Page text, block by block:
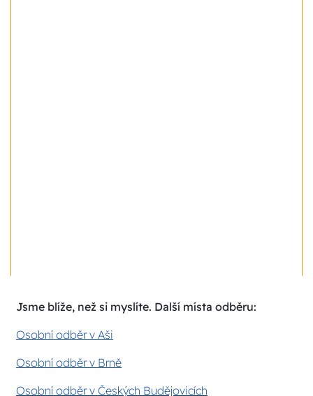
Jsme blíže, než si myslíte. Další místa odběru:
Osobní odběr v Aši
Osobní odběr v Brně
Osobní odběr v Českých Budějovicích